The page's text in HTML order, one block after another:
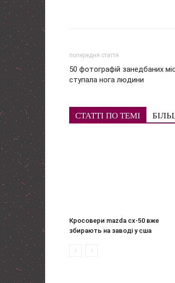
попередня стаття
50 фотографій занедбаних
ступала нога людини
СТАТТІ ПО ТЕМІ
Кросовери mazda cx-50 вже
збирають на заводі у сша